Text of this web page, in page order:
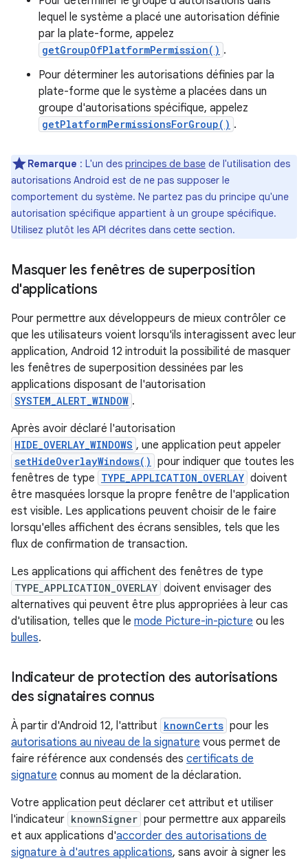
lequel le système a placé une autorisation définie
par la plate-forme, appelez
getGroupOfPlatformPermission() .
Pour déterminer les autorisations définies par la
plate-forme que le système a placées dans un
groupe d'autorisations spécifique, appelez
getPlatformPermissionsForGroup() .
Remarque : L'un des principes de base de l'utilisation des
autorisations Android est de ne pas supposer le
comportement du système. Ne partez pas du principe qu'une
autorisation spécifique appartient à un groupe spécifique.
Utilisez plutôt les API décrites dans cette section.
Masquer les fenêtres de superposition
d'applications
Pour permettre aux développeurs de mieux contrôler ce
que les utilisateurs voient lorsqu'ils interagissent avec leur
application, Android 12 introduit la possibilité de masquer
les fenêtres de superposition dessinées par les
applications disposant de l'autorisation
SYSTEM_ALERT_WINDOW .
Après avoir déclaré l'autorisation
HIDE_OVERLAY_WINDOWS , une application peut appeler
setHideOverlayWindows() pour indiquer que toutes les
fenêtres de type TYPE_APPLICATION_OVERLAY doivent
être masquées lorsque la propre fenêtre de l'application
est visible. Les applications peuvent choisir de le faire
lorsqu'elles affichent des écrans sensibles, tels que les
flux de confirmation de transaction.
Les applications qui affichent des fenêtres de type
TYPE_APPLICATION_OVERLAY doivent envisager des
alternatives qui peuvent être plus appropriées à leur cas
d'utilisation, telles que le mode Picture-in-picture ou les
bulles.
Indicateur de protection des autorisations
des signataires connus
À partir d'Android 12, l'attribut knownCerts pour les
autorisations au niveau de la signature vous permet de
faire référence aux condensés des certificats de
signature connus au moment de la déclaration.
Votre application peut déclarer cet attribut et utiliser
l'indicateur knownSigner pour permettre aux appareils
et aux applications d'accorder des autorisations de
signature à d'autres applications, sans avoir à signer les